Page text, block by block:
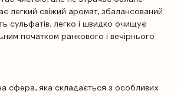
легкий свіжий аромат, збалансований
сульфатів, легко і швидко очищує
початком ранкового і вечірнього
сфера, яка складається з особливих